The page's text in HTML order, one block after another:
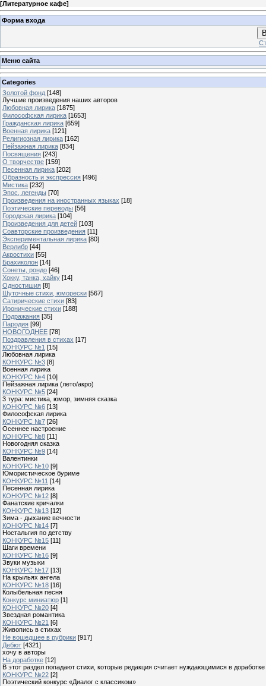
[Литературное кафе]
Форма входа
Меню сайта
Categories
Золотой фонд [148]
Лучшие произведения наших авторов
Любовная лирика [1875]
Философская лирика [1653]
Гражданская лирика [659]
Военная лирика [121]
Религиозная лирика [162]
Пейзажная лирика [834]
Посвящения [243]
О творчестве [159]
Песенная лирика [202]
Образность и экспрессия [496]
Мистика [232]
Эпос, легенды [70]
Произведения на иностранных языках [18]
Поэтические переводы [56]
Городская лирика [104]
Произведения для детей [103]
Соавторские произведения [11]
Экспериментальная лирика [80]
Верлибр [44]
Акростихи [55]
Брахиколон [14]
Сонеты, рондо [46]
Хокку, танка, хайку [14]
Одностишия [8]
Шуточные стихи, юморески [567]
Сатирические стихи [83]
Иронические стихи [188]
Подражания [35]
Пародия [99]
НОВОГОДНЕЕ [78]
Поздравления в стихах [17]
КОНКУРС №1 [15]
Любовная лирика
КОНКУРС №3 [8]
Военная лирика
КОНКУРС №4 [10]
Пейзажная лирика (лето/акро)
КОНКУРС №5 [24]
3 тура: мистика, юмор, зимняя сказка
КОНКУРС №6 [13]
Философская лирика
КОНКУРС №7 [26]
Осеннее настроение
КОНКУРС №8 [11]
Новогодняя сказка
КОНКУРС №9 [14]
Валентинки
КОНКУРС №10 [9]
Юмористическое буриме
КОНКУРС №11 [14]
Песенная лирика
КОНКУРС №12 [8]
Фанатские кричалки
КОНКУРС №13 [12]
Зима - дыхание вечности
КОНКУРС №14 [7]
Ностальгия по детству
КОНКУРС №15 [11]
Шаги времени
КОНКУРС №16 [9]
Звуки музыки
КОНКУРС №17 [13]
На крыльях ангела
КОНКУРС №18 [16]
Колыбельная песня
Конкурс миниатюр [1]
КОНКУРС №20 [4]
Звездная романтика
КОНКУРС №21 [6]
Живопись в стихах
Не вошедшее в рубрики [917]
Дебют [4321]
хочу в авторы
На доработке [12]
В этот раздел попадают стихи, которые редакция считает нуждающимися в доработке
КОНКУРС №22 [2]
Поэтический конкурс «Диалог с классиком»